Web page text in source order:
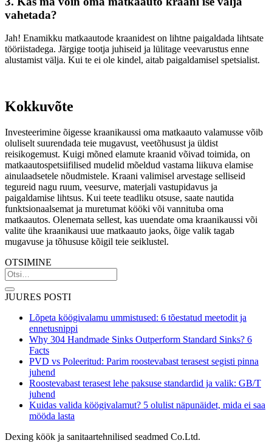
vahetada?
Jah! Enamikku matkaautode kraanidest on lihtne paigaldada lihtsate
tööriistadega. Järgige tootja juhiseid ja lülitage veevarustus enne
alustamist välja. Kui te ei ole kindel, aitab paigaldamisel spetsialist.
Kokkuvõte
Investeerimine õigesse kraanikaussi oma matkaauto valamusse võib
oluliselt suurendada teie mugavust, veetõhusust ja üldist
reisikogemust. Kuigi mõned elamute kraanid võivad toimida, on
matkaautospetsiifilised mudelid mõeldud vastama liikuva elamise
ainulaadsetele nõudmistele. Kraani valimisel arvestage selliseid
tegureid nagu ruum, veesurve, materjali vastupidavus ja
paigaldamise lihtsus. Kui teete teadliku otsuse, saate nautida
funktsionaalsemat ja muretumat kööki või vannituba oma
matkaautos. Olenemata sellest, kas uuendate oma kraanikaussi või
valite ühe kraanikausi uue matkaauto jaoks, õige valik tagab
mugavuse ja tõhususe kõigil teie seiklustel.
OTSIMINE
JUURES POSTI
Lõpeta köögivalamu ummistused: 6 tõestatud meetodit ja
ennetusnippi
Why 304 Handmade Sinks Outperform Standard Sinks? 6
Facts
PVD vs Poleeritud: Parim roostevabast terasest segisti pinna
juhend
Roostevabast terasest lehe paksuse standardid ja valik: GB/T
juhend
Kuidas valida köögivalamut? 5 olulist näpunäidet, mida ei saa
mööda lasta
Dexing köök ja sanitaartehnilised seadmed Co.Ltd.